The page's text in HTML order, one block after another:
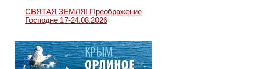
СВЯТАЯ ЗЕМЛЯ! Преображение
Господне 17-24.08.2026